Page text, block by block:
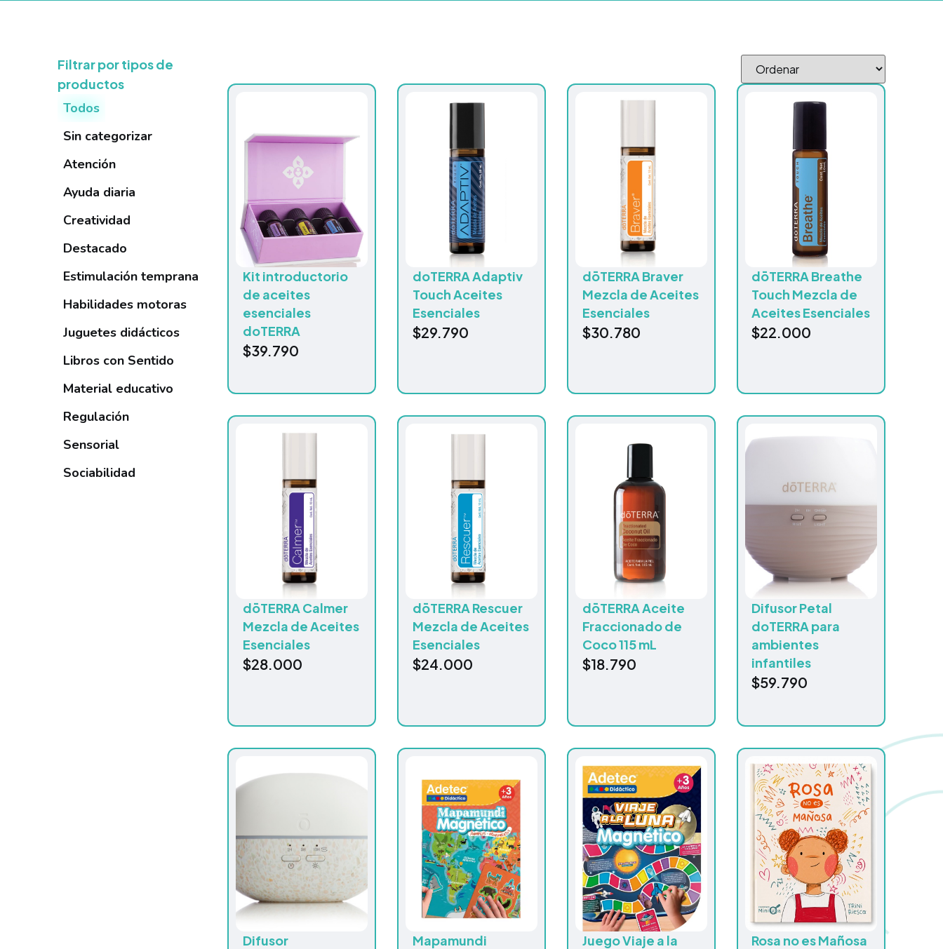
Filtrar por tipos de
productos
Sin categorizar
Atención
Ayuda diaria
Creatividad
Destacado
Estimulación temprana
Habilidades motoras
Juguetes didácticos
Libros con Sentido
Material educativo
Regulación
Sensorial
Sociabilidad
Todos
Kit introductorio
de aceites
esenciales
doTERRA
$39.790
doTERRA Adaptiv
Touch Aceites
Esenciales
$29.790
dōTERRA Braver
Mezcla de Aceites
Esenciales
$30.780
dōTERRA Breathe
Touch Mezcla de
Aceites Esenciales
$22.000
dōTERRA Calmer
Mezcla de Aceites
Esenciales
$28.000
dōTERRA Rescuer
Mezcla de Aceites
Esenciales
$24.000
dōTERRA Aceite
Fraccionado de
Coco 115 mL
$18.790
Difusor Petal
doTERRA para
ambientes
infantiles
$59.790
Difusor
Mapamundi
Juego Viaje a la
Rosa no es Mañosa